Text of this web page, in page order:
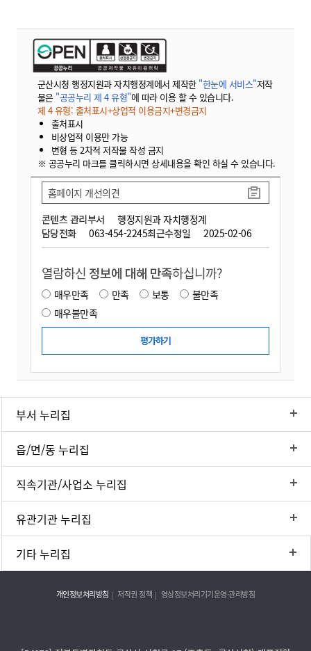
군산시청 행정지원과 자치행정계에서 제작한 "한눈에 서비스"저작
물은 "공공누리 제 4 유형"에 따라 이용 할 수 있습니다.
제 4 유형: 출처표시+상업적 이용금지+변경금지
출처표시
비상업적 이용만 가능
변형 등 2차적 저작물 작성 금지
※ 공공누리 마크를 클릭하시면 상세내용을 확인 하실 수 있습니다.
콘텐츠 관리부서
행정지원과 자치행정계
담당전화
063-454-2245최근수정일 2025-02-06
홈페이지 개선의견
열람하신 정보에 대해 만족하십니까?
매우만족 만족 보통
불만족
매우불만족
부서 누리집
읍/면/동 누리집
직속기관/사업소 누리집
유관기관 누리집
기타 누리집
개인정보처리방침 저작권 정책 영상정보처리기기운영·관리방침